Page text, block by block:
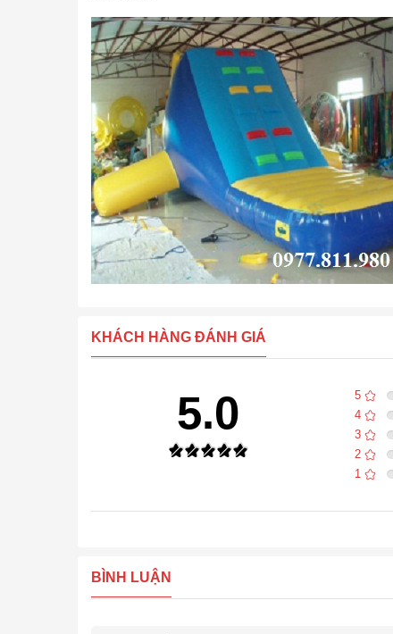
KHÁCH HÀNG ĐÁNH GIÁ
5.0 5
4
3
2
1
BÌNH LUẬN